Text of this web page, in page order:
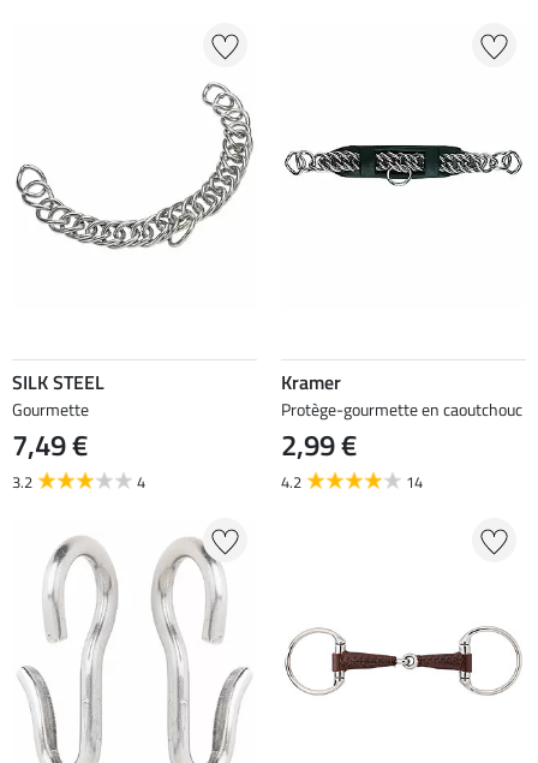
SILK STEEL
Gourmette
7,49 €
3.2 4
Kramer
Protège-gourmette en caoutchouc
2,99 €
4.2 14